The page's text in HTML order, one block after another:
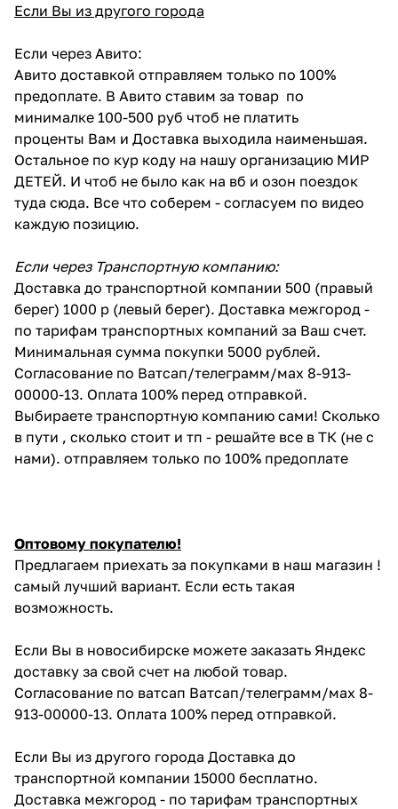
Если Вы из другого города
Если через Авито:
Авито доставкой отправляем только по 100%
предоплате. В Авито ставим за товар по
минималке 100-500 руб чтоб не платить
проценты Вам и Доставка выходила наименьшая.
Остальное по кур коду на нашу организацию МИР
ДЕТЕЙ. И чтоб не было как на вб и озон поездок
туда сюда. Все что соберем - согласуем по видео
каждую позицию.
Если через Транспортную компанию:
Доставка до транспортной компании 500 (правый
берег) 1000 р (левый берег). Доставка межгород -
по тарифам транспортных компаний за Ваш счет.
Минимальная сумма покупки 5000 рублей.
Согласование по Ватсап/телеграмм/мах 8-913-
00000-13. Оплата 100% перед отправкой.
Выбираете транспортную компанию сами! Сколько
в пути , сколько стоит и тп - решайте все в ТК (не с
нами). отправляем только по 100% предоплате
Оптовому покупателю!
Предлагаем приехать за покупками в наш магазин !
самый лучший вариант. Если есть такая
возможность.
Если Вы в новосибирске можете заказать Яндекс
доставку за свой счет на любой товар.
Согласование по ватсап Ватсап/телеграмм/мах 8-
913-00000-13. Оплата 100% перед отправкой.
Если Вы из другого города Доставка до
транспортной компании 15000 бесплатно.
Доставка межгород - по тарифам транспортных